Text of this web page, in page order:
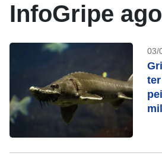
InfoGripe
03/